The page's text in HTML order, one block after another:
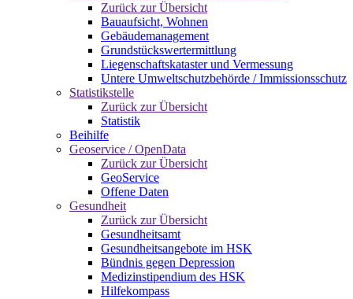
Zurück zur Übersicht
Bauaufsicht, Wohnen
Gebäudemanagement
Grundstückswertermittlung
Liegenschaftskataster und Vermessung
Untere Umweltschutzbehörde / Immissionsschutz
Statistikstelle
Zurück zur Übersicht
Statistik
Beihilfe
Geoservice / OpenData
Zurück zur Übersicht
GeoService
Offene Daten
Gesundheit
Zurück zur Übersicht
Gesundheitsamt
Gesundheitsangebote im HSK
Bündnis gegen Depression
Medizinstipendium des HSK
Hilfekompass